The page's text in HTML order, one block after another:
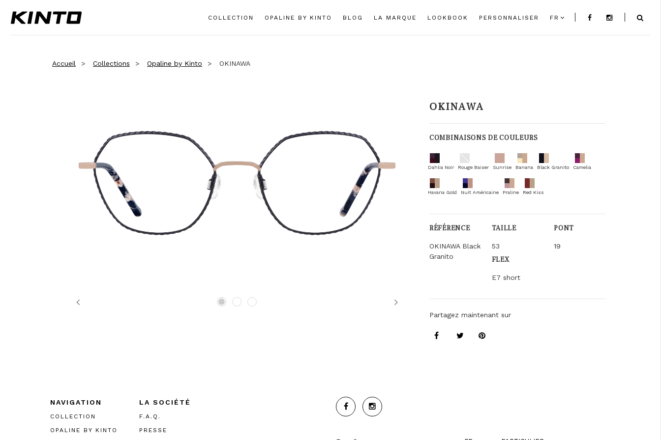
COLLECTION OPALINE BY KINTO BLOG LA MARQUE LOOKBOOK PERSONNALISER FR
Accueil Collections Opaline by Kinto OKINAWA
Previous Next
OKINAWA
COMBINAISONS DE COULEURS
Dahlia Noir Rouge Baiser Sunrise Banana Black Granito Camelia
Havana Gold Nuit Américaine Praline Red Kiss
RÉFÉRENCE
OKINAWA Black
Granito
TAILLE
53
PONT
19
FLEX
E7 short
Partagez maintenant sur
NAVIGATION
COLLECTION
OPALINE BY KINTO
LA SOCIÉTÉ
F.A.Q.
PRESSE